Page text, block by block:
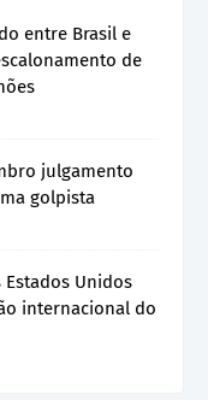
entre Brasil e
de
julgamento
golpista
Unidos
internacional do